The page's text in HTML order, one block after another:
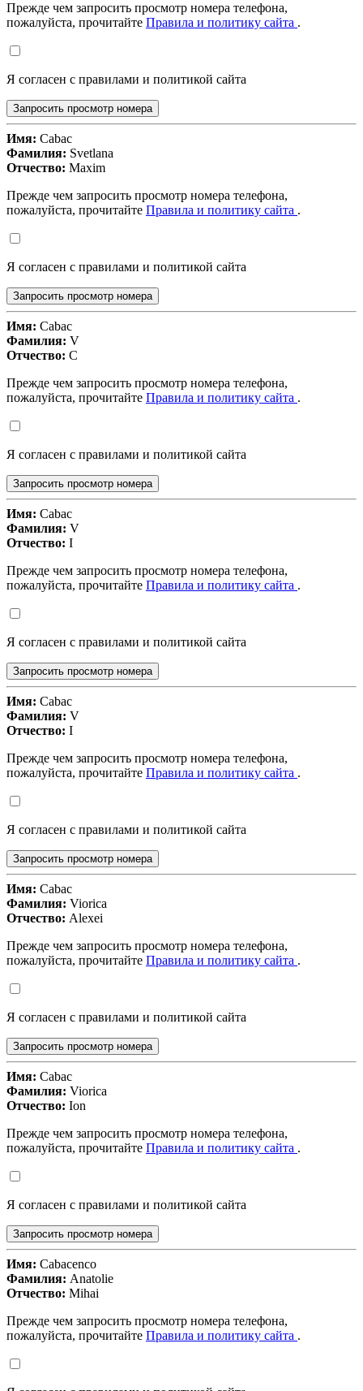
Прежде чем запросить просмотр номера телефона,
пожалуйста, прочитайте Правила и политику сайта .
Я согласен с правилами и политикой сайта
Запросить просмотр номера
Имя: Cabac
Фамилия: Svetlana
Отчество: Maxim
Прежде чем запросить просмотр номера телефона,
пожалуйста, прочитайте Правила и политику сайта .
Я согласен с правилами и политикой сайта
Запросить просмотр номера
Имя: Cabac
Фамилия: V
Отчество: C
Прежде чем запросить просмотр номера телефона,
пожалуйста, прочитайте Правила и политику сайта .
Я согласен с правилами и политикой сайта
Запросить просмотр номера
Имя: Cabac
Фамилия: V
Отчество: I
Прежде чем запросить просмотр номера телефона,
пожалуйста, прочитайте Правила и политику сайта .
Я согласен с правилами и политикой сайта
Запросить просмотр номера
Имя: Cabac
Фамилия: V
Отчество: I
Прежде чем запросить просмотр номера телефона,
пожалуйста, прочитайте Правила и политику сайта .
Я согласен с правилами и политикой сайта
Запросить просмотр номера
Имя: Cabac
Фамилия: Viorica
Отчество: Alexei
Прежде чем запросить просмотр номера телефона,
пожалуйста, прочитайте Правила и политику сайта .
Я согласен с правилами и политикой сайта
Запросить просмотр номера
Имя: Cabac
Фамилия: Viorica
Отчество: Ion
Прежде чем запросить просмотр номера телефона,
пожалуйста, прочитайте Правила и политику сайта .
Я согласен с правилами и политикой сайта
Запросить просмотр номера
Имя: Cabacenco
Фамилия: Anatolie
Отчество: Mihai
Прежде чем запросить просмотр номера телефона,
пожалуйста, прочитайте Правила и политику сайта .